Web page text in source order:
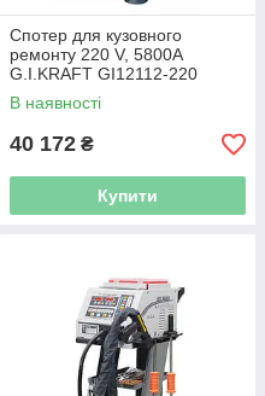
Спотер для кузовного
ремонту 220 V, 5800A
G.I.KRAFT GI12112-220
В наявності
40 172 ₴
Купити